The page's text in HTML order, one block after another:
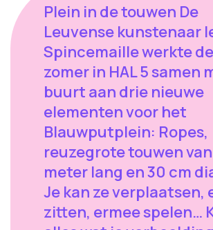
Plein in de touwen De
Leuvense kunstenaar
Spincemaille werkte
zomer in HAL 5 samen
buurt aan drie nieuwe
elementen voor het
Blauwputplein: Ropes,
reuzegrote touwen van
meter lang en 30 cm
Je kan ze verplaatsen,
zitten, ermee spelen…